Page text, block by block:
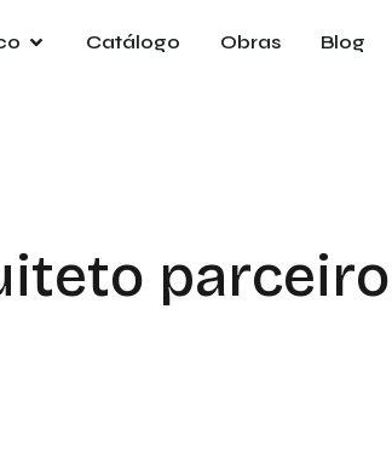
Catálogo Obras Blog
Email